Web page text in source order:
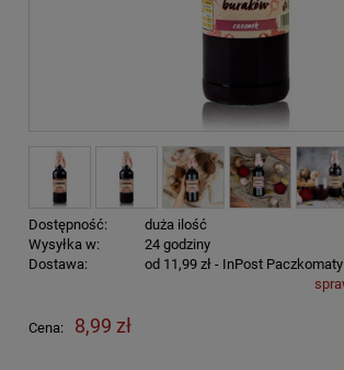
Dostępność:
duża ilość
Wysyłka w:
24 godziny
Dostawa:
od 11,99 zł - InPost
Cena nie zawiera ewentualnych kosztów
Cena: 8,99 zł